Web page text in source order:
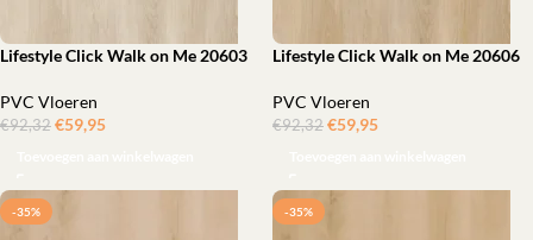
Lifestyle Click Walk on Me 20603
PVC Vloeren
€92,32 €59,95
Lifestyle Click Walk on Me 20606
PVC Vloeren
€92,32 €59,95
-35% -35%